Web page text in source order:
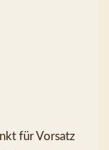
für Vorsatz